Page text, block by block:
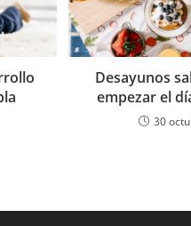
Desayunos
empezar el
30